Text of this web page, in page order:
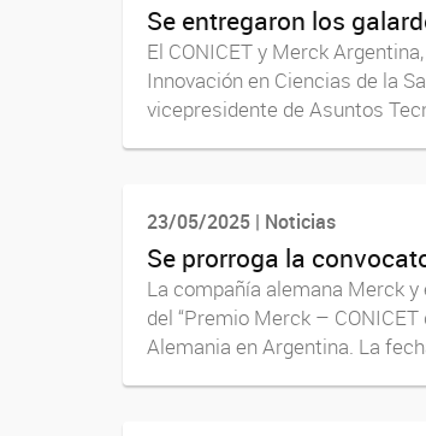
Se entregaron los
El CONICET y Merck
Innovación en Ciencias de la
vicepresidente de Asuntos
23/05/2025 | Noticias
Se prorroga la
La compañía alemana Merck
del “Premio Merck –
Alemania en Argentina. La